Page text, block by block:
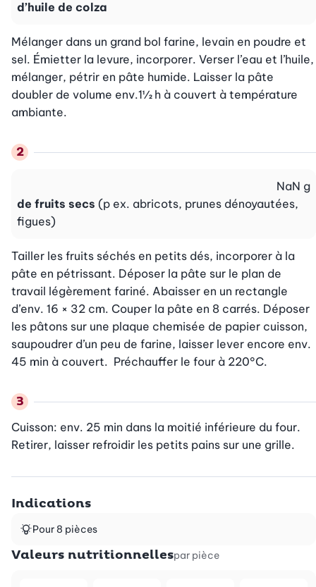
d’huile de colza
Mélanger dans un grand bol farine, levain en poudre et
sel. Émietter la levure, incorporer. Verser l’eau et l’huile,
mélanger, pétrir en pâte humide. Laisser la pâte
doubler de volume env.1½ h à couvert à température
ambiante.
de fruits secs (p ex. abricots, prunes dénoyautées,
figues)
NaN g
Tailler les fruits séchés en petits dés, incorporer à la
pâte en pétrissant. Déposer la pâte sur le plan de
travail légèrement fariné. Abaisser en un rectangle
d’env. 16 × 32 cm. Couper la pâte en 8 carrés. Déposer
les pâtons sur une plaque chemisée de papier cuisson,
saupoudrer d’un peu de farine, laisser lever encore env.
45 min à couvert.  Préchauffer le four à 220°C.
Cuisson: env. 25 min dans la moitié inférieure du four.
Retirer, laisser refroidir les petits pains sur une grille.
Indications
Pour 8 pièces
Valeurs nutritionnellespar pièce